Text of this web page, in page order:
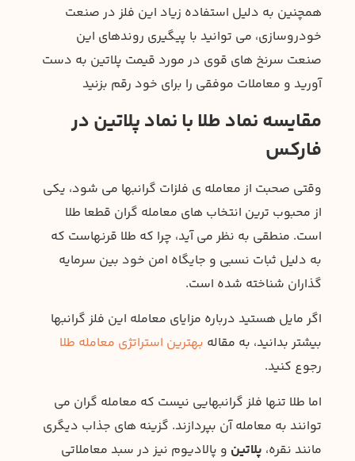
همچنین به دلیل استفاده زیاد این فلز در صنعت
خودروسازی، می توانید با پیگیری روندهای این
صنعت سرنخ های قوی در مورد قیمت پلاتین به دست
آورید و معاملات موفقی را برای خود رقم بزنید
مقایسه نماد طلا با نماد پلاتین در
فارکس
وقتی صحبت از معامله ی فلزات گرانبها می شود، یکی
از محبوب ترین انتخاب های معامله گران قطعا طلا
است. منطقی به نظر می آید، چرا که طلا قرنهاست که
به دلیل ثبات نسبی و جایگاه امن خود بین سرمایه
گذاران شناخته شده است.
اگر مایل هستید درباره مزایای معامله این فلز گرانبها
بیشتر بدانید، به مقاله بهترین استراتژی معامله طلا
رجوع کنید.
اما طلا تنها فلز گرانبهایی نیست که معامله گران می
توانند به معامله آن بپردازند. گزینه های جذاب دیگری
مانند نقره، پلاتین و پالادیوم نیز در سبد معاملاتی